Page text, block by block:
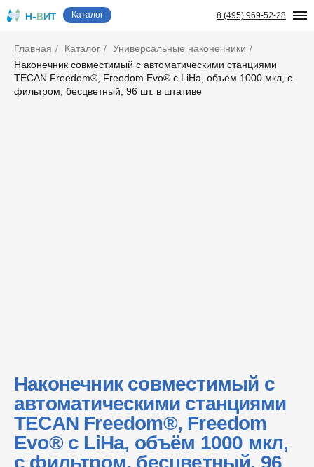
8 (495) 969-52-28
Каталог
Главная / Каталог / Универсальные наконечники /
Наконечник совместимый с автоматическими станциями
TECAN Freedom®, Freedom Evo® с LiHa, объём 1000 мкл, с
фильтром, бесцветный, 96 шт. в штативе
Наконечник совместимый с
автоматическими станциями
TECAN Freedom®, Freedom
Evo® с LiHa, объём 1000 мкл,
с фильтром, бесцветный, 96